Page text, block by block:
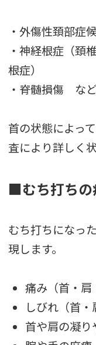
・外傷性頚部症
・神経根症（頚
根症）
・脊髄損傷 な
首の状態によっ
査により詳しく
■むち打ちの
むち打ちになっ
現します。
痛み（首・肩
しびれ（首・
首や肩の凝り